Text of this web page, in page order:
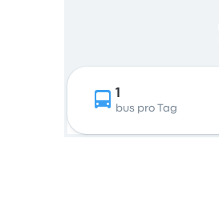
1
bus pro Tag